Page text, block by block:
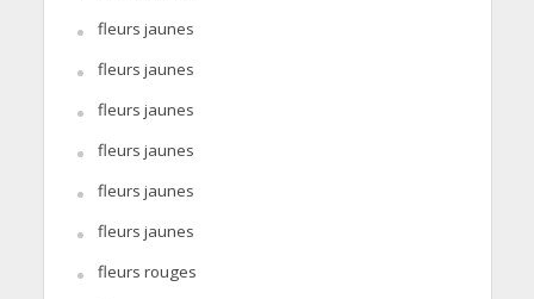
fleurs jaunes
fleurs jaunes
fleurs jaunes
fleurs jaunes
fleurs jaunes
fleurs jaunes
fleurs rouges